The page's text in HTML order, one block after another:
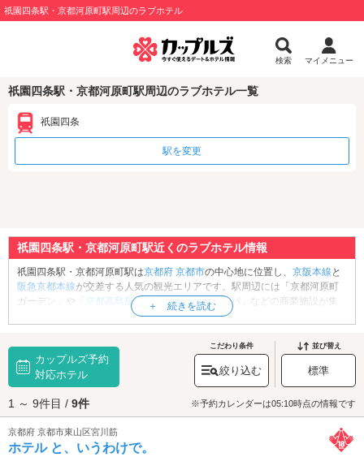
祇園四条駅・京都河原町駅周辺のラブホテル
検索 マイメニュー
祇園四条駅・京都河原町駅周辺のラブホテル一覧
祇園四条
駅を変更
祇園四条駅・京都河原町駅近くのラブホテル情報
祇園四条駅・京都河原町駅は京都府 京都市の中心地に位置し、 京阪本線 と
阪急京都本線が交差する人気の観光エリアです。駅周辺には「京都河原町
ガーデン」や「
京都高島屋S.C.」、「河原町オーパ」などの商業施設が集
まり、ショッピングが楽しめるほか、情緒あふれる「
寺」、「錦市場」などの観光名所も徒歩圏内に揃っており、1日中楽しめる
デートスポットが満載です。そんな京都の中心でのデートを締めくくるに
は、ラブホテルの利用がおすすめ。祇園四条・京都河原町周辺には徒歩で
行ける範囲に10軒ほどのラブホテルが点在しており、和の雰囲気に包まれ
た特別な時間を演出できます。ホテル選びはカップルズが便利です。
カップルズ予約
対応ホテル
こだわり条件
絞り込む
並び替え
標準
1 ～ 9件目 / 9件 ※予約カレンダーは05:10時点の情報です
京都府 京都市東山区宮川筋
ホテル と、いうわけで。